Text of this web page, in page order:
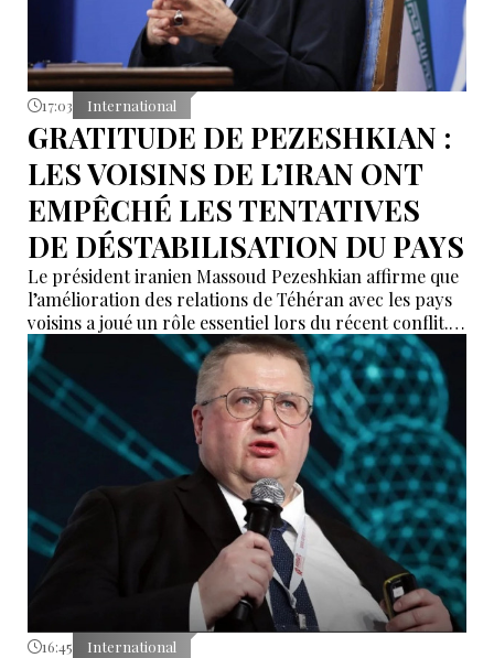
17:03 International
GRATITUDE DE PEZESHKIAN :
LES VOISINS DE L’IRAN ONT
EMPÊCHÉ LES TENTATIVES
DE DÉSTABILISATION DU PAYS
Le président iranien Massoud Pezeshkian affirme que
l’amélioration des relations de Téhéran avec les pays
voisins a joué un rôle essentiel lors du récent conflit.
Selon lui, les États de la région auraient empêché des
tentatives d’infiltration et de troubles aux frontières
nord-ouest et sud-est de l’Iran.
16:45 International